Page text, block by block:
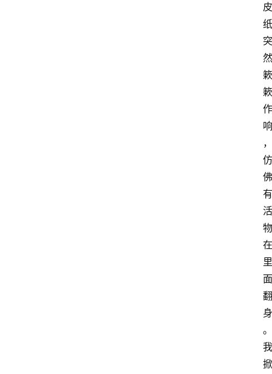
皮
纸
突
然
簌
簌
作
响
，
仿
佛
有
活
物
在
里
面
翻
身
。
我
掀